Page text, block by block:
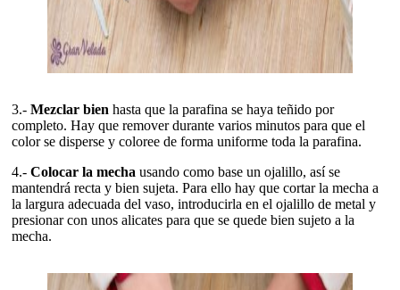
3.- Mezclar bien hasta que la parafina se haya teñido por
completo. Hay que remover durante varios minutos para que el
color se disperse y coloree de forma uniforme toda la parafina.
4.- Colocar la mecha usando como base un ojalillo, así se
mantendrá recta y bien sujeta. Para ello hay que cortar la mecha a
la largura adecuada del vaso, introducirla en el ojalillo de metal y
presionar con unos alicates para que se quede bien sujeto a la
mecha.